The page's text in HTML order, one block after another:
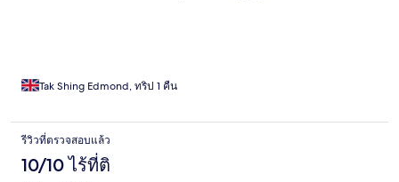
Tak Shing Edmond, ทริป 1 คืน
รีวิวที่ตรวจสอบแล้ว
10/10 ไร้ที่ติ